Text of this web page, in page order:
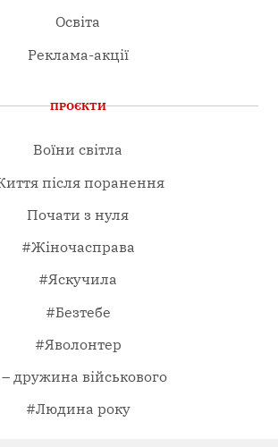
Освіта
Реклама-акції
ПРОЄКТИ
Воїни світла
після поранення
Почати з нуля
#Жіночасправа
#Яскучила
#Безтебе
#Яволонтер
дружина військового
#Людина року